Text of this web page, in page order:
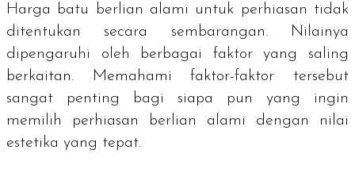
Harga batu berlian alami untuk perhiasan tidak
ditentukan secara sembarangan. Nilainya
dipengaruhi oleh berbagai faktor yang saling
berkaitan. Memahami faktor-faktor tersebut
sangat penting bagi siapa pun yang ingin
memilih perhiasan berlian alami dengan nilai
estetika yang tepat.